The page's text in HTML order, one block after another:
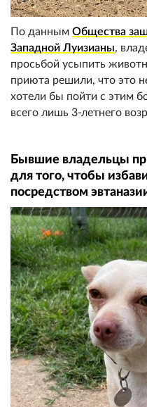
По данным Общества
Западной Луизианы,
просьбой усыпить
приюта решили, что это
хотели бы пойти с этим
всего лишь 3-летнего
Бывшие владельцы
для того, чтобы
посредством